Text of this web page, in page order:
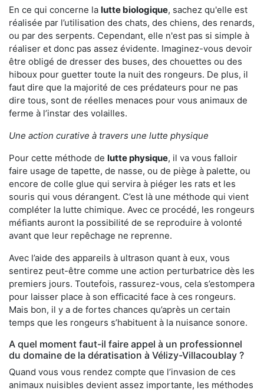
En ce qui concerne la lutte biologique, sachez qu'elle est
réalisée par l’utilisation des chats, des chiens, des renards,
ou par des serpents. Cependant, elle n'est pas si simple à
réaliser et donc pas assez évidente. Imaginez-vous devoir
être obligé de dresser des buses, des chouettes ou des
hiboux pour guetter toute la nuit des rongeurs. De plus, il
faut dire que la majorité de ces prédateurs pour ne pas
dire tous, sont de réelles menaces pour vous animaux de
ferme à l’instar des volailles.
Une action curative à travers une lutte physique
Pour cette méthode de lutte physique, il va vous falloir
faire usage de tapette, de nasse, ou de piège à palette, ou
encore de colle glue qui servira à piéger les rats et les
souris qui vous dérangent. C’est là une méthode qui vient
compléter la lutte chimique. Avec ce procédé, les rongeurs
méfiants auront la possibilité de se reproduire à volonté
avant que leur repêchage ne reprenne.
Avec l’aide des appareils à ultrason quant à eux, vous
sentirez peut-être comme une action perturbatrice dès les
premiers jours. Toutefois, rassurez-vous, cela s’estompera
pour laisser place à son efficacité face à ces rongeurs.
Mais bon, il y a de fortes chances qu’après un certain
temps que les rongeurs s’habituent à la nuisance sonore.
A quel moment faut-il faire appel à un professionnel
du domaine de la dératisation à Vélizy-Villacoublay ?
Quand vous vous rendez compte que l’invasion de ces
animaux nuisibles devient assez importante, les méthodes